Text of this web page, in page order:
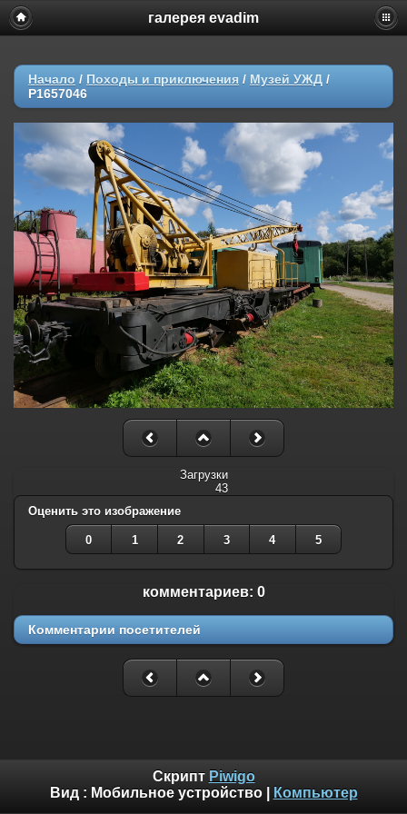
галерея evadim
Начало / Походы и приключения / Музей УЖД /
P1657046
Загрузки
43
Оценить это изображение
0 1 2 3 4 5
комментариев: 0
Комментарии посетителей
Скрипт Piwigo
Вид : Мобильное устройство| Компьютер